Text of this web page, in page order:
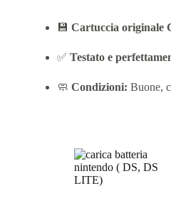
💾 Cartuccia originale
✅ Testato e
🧼 Condizioni: Buone,